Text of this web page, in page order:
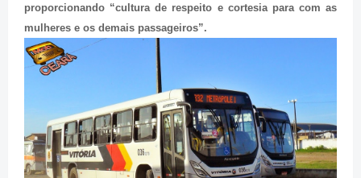
proporcionando “cultura de respeito e cortesia para com as
mulheres e os demais passageiros”.